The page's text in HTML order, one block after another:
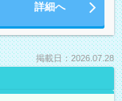
詳細へ
掲載日：2026.07.28